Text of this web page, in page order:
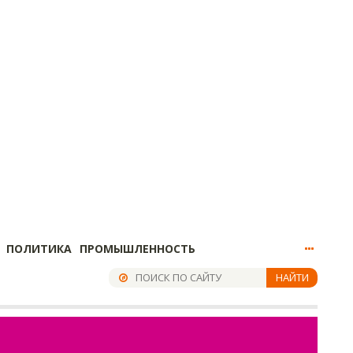
ПОЛИТИКА ПРОМЫШЛЕННОСТЬ
НАЙТИ